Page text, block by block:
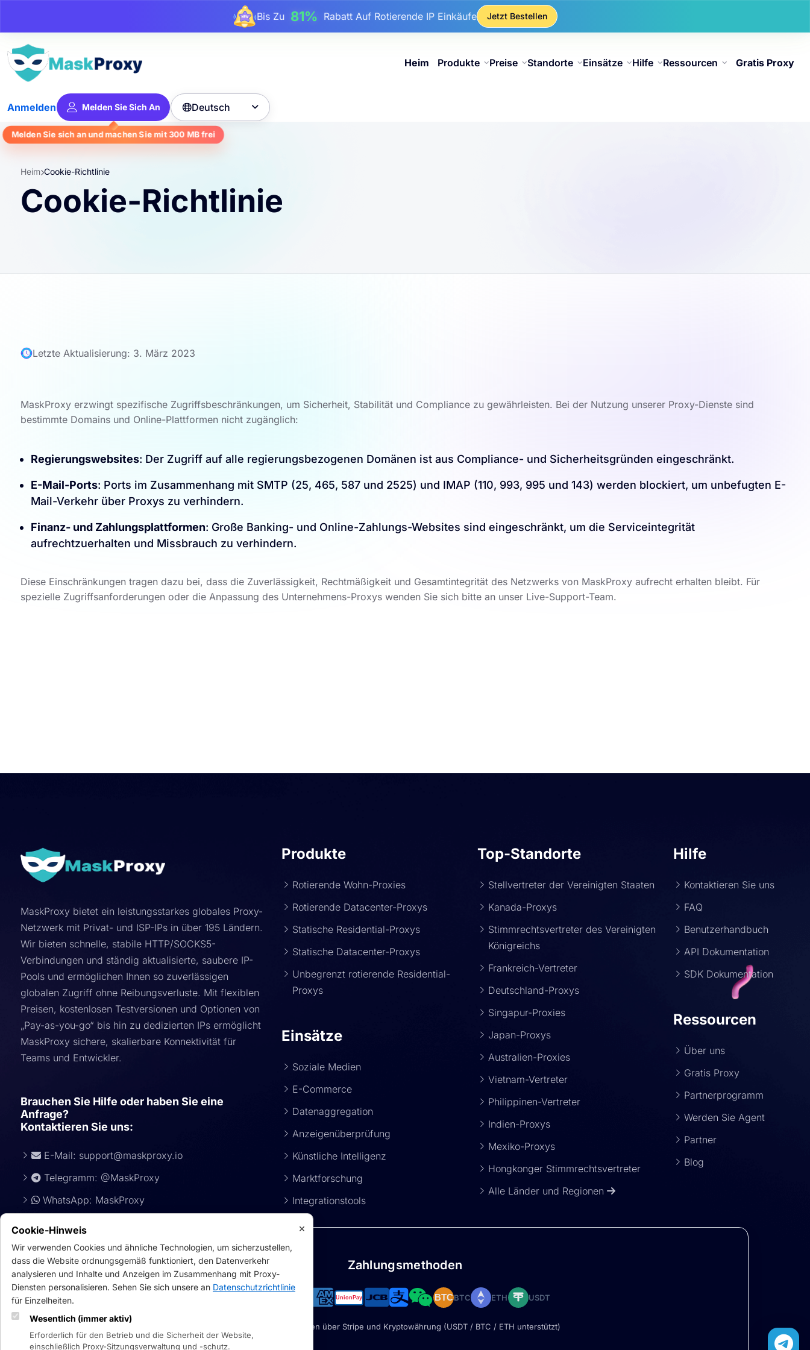
Bis Zu17%Bonusrabatt Auf Aufladungen
Bis Zu25%Rabatt Auf Statische IP-Käufe
Jetzt Bestellen
Heim Produkte Preise Standorte Einsätze Hilfe Ressourcen Gratis Proxy
Anmelden Melden Sie Sich An
Melden Sie sich an und machen Sie mit300 MBfrei
Deutsch 
Heim Cookie-Richtlinie
Cookie-Richtlinie
Letzte Aktualisierung: 3. März 2023
MaskProxy erzwingt spezifische Zugriffsbeschränkungen, um Sicherheit, Stabilität und Compliance zu gewährleisten. Bei der Nutzung unserer Proxy-Dienste sind
bestimmte Domains und Online-Plattformen nicht zugänglich:
Regierungswebsites: Der Zugriff auf alle regierungsbezogenen Domänen ist aus Compliance- und Sicherheitsgründen eingeschränkt.
E-Mail-Ports: Ports im Zusammenhang mit SMTP (25, 465, 587 und 2525) und IMAP (110, 993, 995 und 143) werden blockiert, um unbefugten E-
Mail-Verkehr über Proxys zu verhindern.
Finanz- und Zahlungsplattformen: Große Banking- und Online-Zahlungs-Websites sind eingeschränkt, um die Serviceintegrität
aufrechtzuerhalten und Missbrauch zu verhindern.
Diese Einschränkungen tragen dazu bei, dass die Zuverlässigkeit, Rechtmäßigkeit und Gesamtintegrität des Netzwerks von MaskProxy aufrecht erhalten bleibt. Für
spezielle Zugriffsanforderungen oder die Anpassung des Unternehmens-Proxys wenden Sie sich bitte an unser Live-Support-Team.
MaskProxy bietet ein leistungsstarkes globales Proxy-
Netzwerk mit Privat- und ISP-IPs in über 195 Ländern.
Wir bieten schnelle, stabile HTTP/SOCKS5-
Verbindungen und ständig aktualisierte, saubere IP-
Pools und ermöglichen Ihnen so zuverlässigen
globalen Zugriff ohne Reibungsverluste. Mit flexiblen
Preisen, kostenlosen Testversionen und Optionen von
„Pay-as-you-go“ bis hin zu dedizierten IPs ermöglicht
MaskProxy sichere, skalierbare Konnektivität für
Teams und Entwickler.
Brauchen Sie Hilfe oder haben Sie eine
Anfrage?
Kontaktieren Sie uns:
E-Mail: support@maskproxy.io
Telegramm: @MaskProxy
WhatsApp: MaskProxy
Produkte
Rotierende Wohn-Proxies
Rotierende Datacenter-Proxys
Statische Residential-Proxys
Statische Datacenter-Proxys
Unbegrenzt rotierende Residential-
Proxys
Einsätze
Soziale Medien
E-Commerce
Datenaggregation
Anzeigenüberprüfung
Künstliche Intelligenz
Marktforschung
Integrationstools
Top-Standorte
Stellvertreter der Vereinigten Staaten
Kanada-Proxys
Stimmrechtsvertreter des Vereinigten
Königreichs
Frankreich-Vertreter
Deutschland-Proxys
Singapur-Proxies
Japan-Proxys
Australien-Proxies
Vietnam-Vertreter
Philippinen-Vertreter
Indien-Proxys
Mexiko-Proxys
Hongkonger Stimmrechtsvertreter
Alle Länder und Regionen
Hilfe
Kontaktieren Sie uns
FAQ
Benutzerhandbuch
API Dokumentation
SDK Dokumentation
Ressourcen
Über uns
Gratis Proxy
Partnerprogramm
Werden Sie Agent
Partner
Blog
Zahlungsmethoden
BTCBTC ETH USDT
Sichere Zahlungen über Stripe und Kryptowährung (USDT / BTC / ETH unterstützt)
×
Cookie-Hinweis
Wir verwenden Cookies und ähnliche Technologien, um sicherzustellen,
dass die Website ordnungsgemäß funktioniert, den Datenverkehr
analysieren und Inhalte und Anzeigen im Zusammenhang mit Proxy-
Diensten personalisieren. Sehen Sie sich unsere an Datenschutzrichtlinie
für Einzelheiten.
Wesentlich (immer aktiv)
Erforderlich für den Betrieb und die Sicherheit der Website,
einschließlich Proxy-Sitzungsverwaltung und -schutz.